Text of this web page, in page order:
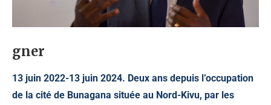
gner
13 juin 2022-13 juin 2024. Deux ans depuis l’occupation
de la cité de Bunagana située au Nord-Kivu, par les